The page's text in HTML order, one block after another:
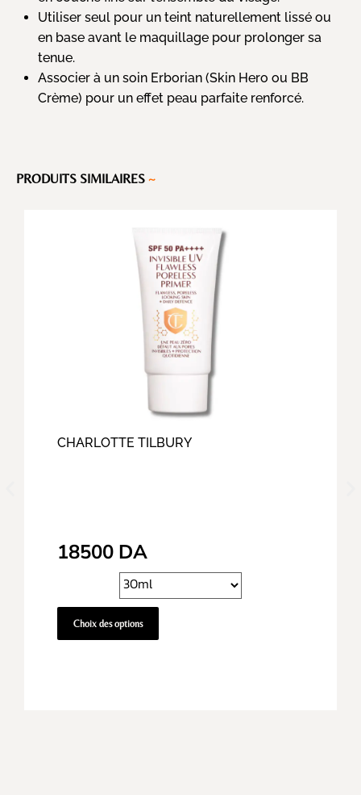
Utiliser seul pour un teint naturellement lissé ou
en base avant le maquillage pour prolonger sa
tenue.
Associer à un soin Erborian (Skin Hero ou BB
Crème) pour un effet peau parfaite renforcé.
PRODUITS SIMILAIRES ~
CHARLOTTE TILBURY
18500 DA
Choix des options